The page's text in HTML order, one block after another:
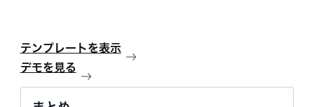
テンプレートを表示
デモを見る